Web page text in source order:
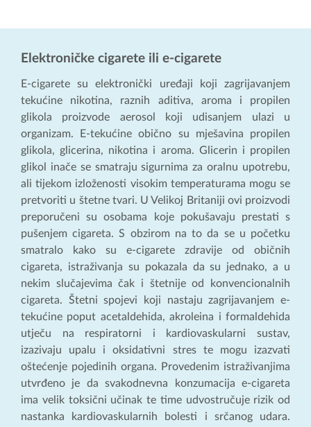
Elektroničke cigarete ili e-cigarete
E-cigarete su elektronički uređaji koji zagrijavanjem
tekućine nikotina, raznih aditiva, aroma i propilen
glikola proizvode aerosol koji udisanjem ulazi u
organizam. E-tekućine obično su mješavina propilen
glikola, glicerina, nikotina i aroma. Glicerin i propilen
glikol inače se smatraju sigurnima za oralnu upotrebu,
ali tijekom izloženosti visokim temperaturama mogu se
pretvoriti u štetne tvari. U Velikoj Britaniji ovi proizvodi
preporučeni su osobama koje pokušavaju prestati s
pušenjem cigareta. S obzirom na to da se u početku
smatralo kako su e-cigarete zdravije od običnih
cigareta, istraživanja su pokazala da su jednako, a u
nekim slučajevima čak i štetnije od konvencionalnih
cigareta. Štetni spojevi koji nastaju zagrijavanjem e-
tekućine poput acetaldehida, akroleina i formaldehida
utječu na respiratorni i kardiovaskularni sustav,
izazivaju upalu i oksidativni stres te mogu izazvati
oštećenje pojedinih organa. Provedenim istraživanjima
utvrđeno je da svakodnevna konzumacija e-cigareta
ima velik toksični učinak te time udvostručuje rizik od
nastanka kardiovaskularnih bolesti i srčanog udara.